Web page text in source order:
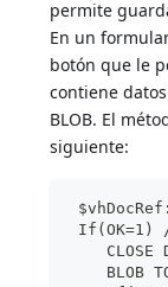
permite
En un
botón que le
contiene
BLOB. El
siguiente:
If(OK=1)
CLOSE
BLOB TO